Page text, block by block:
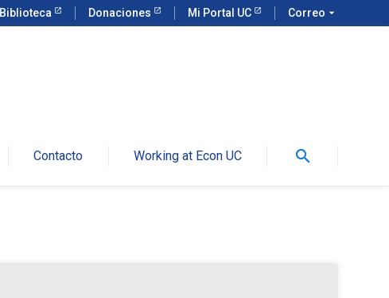
Biblioteca Donaciones Mi Portal UC Correo arrow_drop_down
Contacto Working at Econ UC search